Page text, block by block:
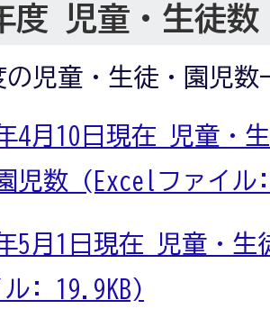
度 児童・生徒数
の児童・生徒・園児数
4月10日現在 児童・
児数 (Excelファイル
5月1日現在 児童・
ル: 19.9KB)